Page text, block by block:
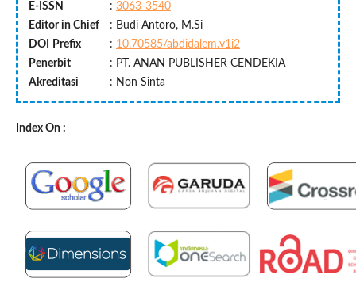
E-ISSN
: 3063-3540
Editor in Chief
: Budi Antoro, M.Si
DOI
Prefix : 10.70585/abdidalem.v1i2
Penerbit
: PT. ANAN PUBLISHER CENDEKIA
Akreditasi
: Non Sinta
Index On :